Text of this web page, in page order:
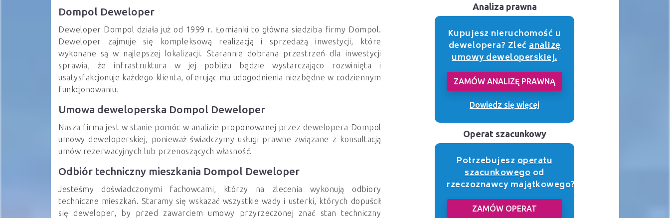
Dompol Deweloper
Deweloper Dompol działa już od 1999 r. Łomianki to główna siedziba firmy Dompol.
Deweloper zajmuje się kompleksową realizacją i sprzedażą inwestycji, które
wykonane są w najlepszej lokalizacji. Starannie dobrana przestrzeń dla inwestycji
sprawia, że infrastruktura w jej pobliżu będzie wystarczająco rozwinięta i
usatysfakcjonuje każdego klienta, oferując mu udogodnienia niezbędne w codziennym
funkcjonowaniu.
Umowa deweloperska Dompol Deweloper
Nasza firma jest w stanie pomóc w analizie proponowanej przez dewelopera Dompol
umowy deweloperskiej, ponieważ świadczymy usługi prawne związane z konsultacją
umów rezerwacyjnych lub przenoszących własność.
Odbiór techniczny mieszkania Dompol Deweloper
Jesteśmy doświadczonymi fachowcami, którzy na zlecenia wykonują odbiory
techniczne mieszkań. Staramy się wskazać wszystkie wady i usterki, których dopuścił
się deweloper, by przed zawarciem umowy przyrzeczonej znać stan techniczny
Analiza prawna
Kupujesz nieruchomość u
dewelopera? Zlećanalizę
umowy deweloperskiej.
ZAMÓW ANALIZĘ PRAWNĄ
Dowiedz się więcej
Operat szacunkowy
Potrzebujeszoperatu
szacunkowegood
rzeczoznawcy majątkowego?
ZAMÓW OPERAT